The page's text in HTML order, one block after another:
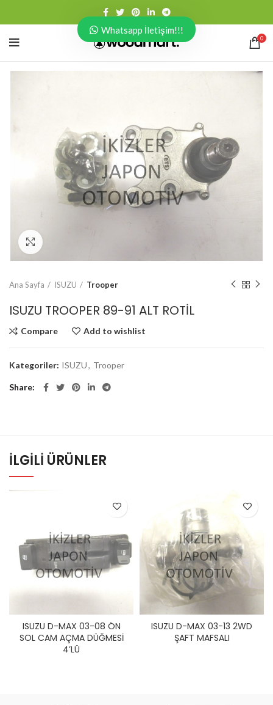
0
Ana Sayfa ISUZU Trooper
ISUZU TROOPER 89-91 ALT ROTİL
Compare Add to wishlist
Kategoriler: ISUZU, Trooper
Share
İLGILI ÜRÜNLER
ISUZU D-MAX 03-08 ÖN
SOL CAM AÇMA DÜĞMESİ
4’LÜ
ISUZU D-MAX 03-13 2WD
ŞAFT MAFSALI
Whatsapp İletişim!!!